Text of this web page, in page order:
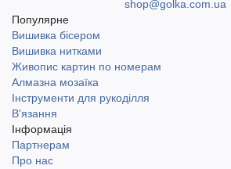
shop@golka.com.ua
Популярне
Вишивка бісером
Вишивка нитками
Живопис картин по номерам
Алмазна мозаїка
Інструменти для рукоділля
В'язання
Інформація
Партнерам
Про нас